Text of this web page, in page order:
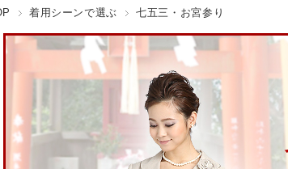
着用シーンで選ぶ 七五三・お宮参り